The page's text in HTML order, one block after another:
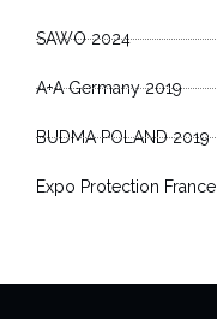
SAWO 2024
A+A Germany 2019
BUDMA POLAND 2019
Expo Protection France